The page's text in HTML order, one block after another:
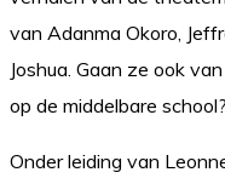
van Adanma Okoro,
Joshua. Gaan ze ook
op de middelbare school?
Onder leiding van